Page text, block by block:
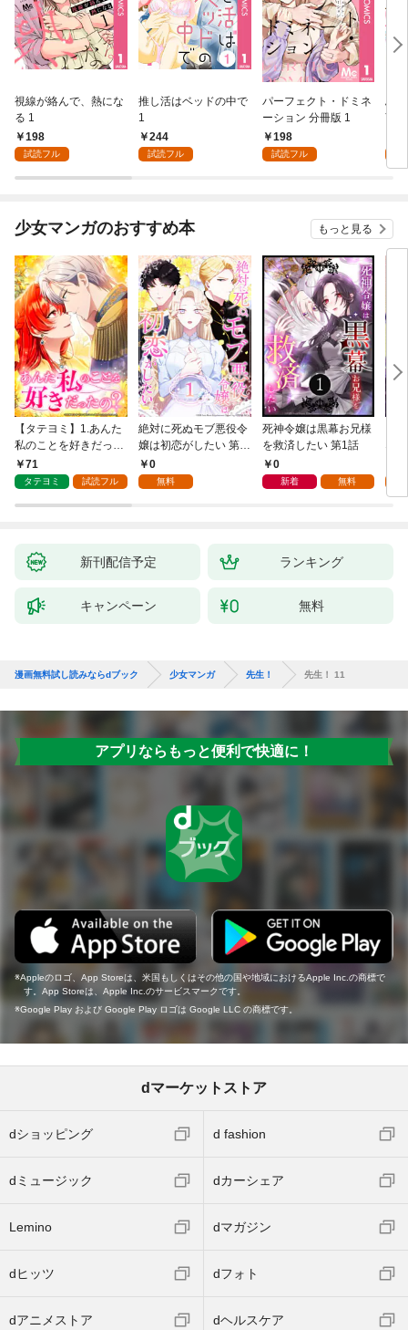
視線が絡んで、熱にな
る 1
198
試読フル
推し活はベッドの中で
1
244
試読フル
パーフェクト・ドミネ
ーション 分冊版 1
198
試読フル
ふ
言
少女マンガのおすすめ本 もっと見る
【タテヨミ】1.あんた
私のことを好きだった
の？
71
タテヨミ 試読フル
絶対に死ぬモブ悪役令
嬢は初恋がしたい 第1
話0
無料
死神令嬢は黒幕お兄様
を救済したい 第1話
0
新着 無料
な
新刊配信予定 ランキング
キャンペーン 無料
漫画無料試し読みならdブック 少女マンガ 先生！ 先生！ 11
アプリならもっと便利で快適に！
Appleのロゴ、App Storeは、米国もしくはその他の国や地域におけるApple Inc.の商標で
す。App Storeは、Apple Inc.のサービスマークです。
Google Play および Google Play ロゴは Google LLC の商標です。
dマーケットストア
dショッピング d fashion
dミュージック dカーシェア
Lemino dマガジン
dヒッツ dフォト
dアニメストア dヘルスケア